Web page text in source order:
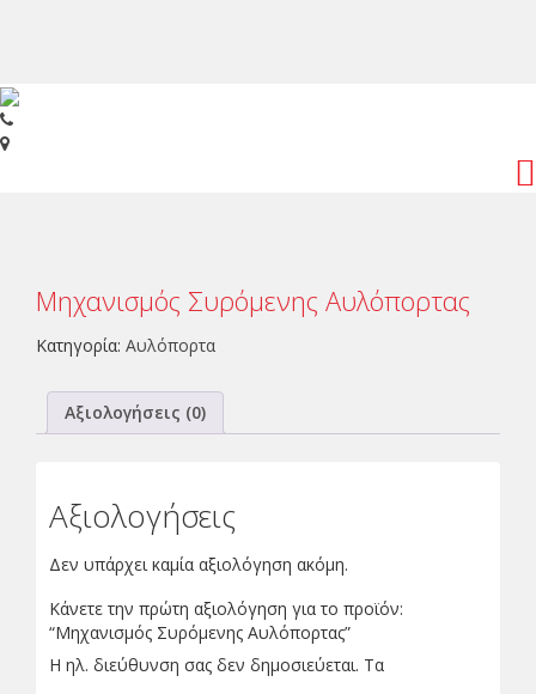
Μηχανισμός Συρόμενης Αυλόπορτας
Κατηγορία: Αυλόπορτα
Αξιολογήσεις (0)
Αξιολογήσεις
Δεν υπάρχει καμία αξιολόγηση ακόμη.
Κάνετε την πρώτη αξιολόγηση για το προϊόν:
“Μηχανισμός Συρόμενης Αυλόπορτας”
Η ηλ. διεύθυνση σας δεν δημοσιεύεται. Τα